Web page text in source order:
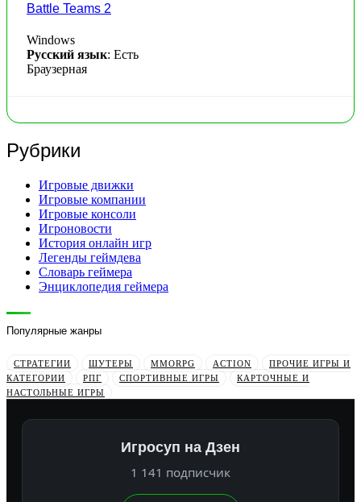
Battle Teams 2
Windows
Русский язык: Есть
Браузерная
Рубрики
Игровые движки
Игровые компании
Игровые консоли
Игроновости
История онлайн игр
Легенды геймдева
Словарь геймера
Энциклопедия геймера
Популярные жанры
СТРАТЕГИИ ШУТЕРЫ MMORPG ACTION
ПРОЧИЕ ИГРЫ И
КАТЕГОРИИ
РПГ СПОРТИВНЫЕ ИГРЫ
КАРТОЧНЫЕ И
НАСТОЛЬНЫЕ ИГРЫ
Игросуп на Дзен
1 141 подписчик